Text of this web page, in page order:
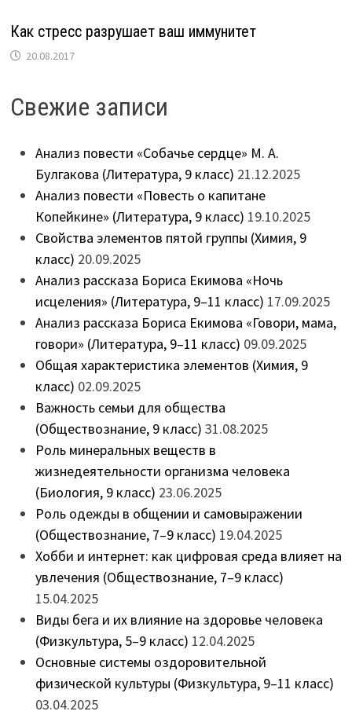
Как стресс разрушает ваш иммунитет
20.08.2017
Свежие записи
Анализ повести «Собачье сердце» М. А.
Булгакова (Литература, 9 класс) 21.12.2025
Анализ повести «Повесть о капитане
Копейкине» (Литература, 9 класс) 19.10.2025
Свойства элементов пятой группы (Химия, 9
класс) 20.09.2025
Анализ рассказа Бориса Екимова «Ночь
исцеления» (Литература, 9–11 класс) 17.09.2025
Анализ рассказа Бориса Екимова «Говори, мама,
говори» (Литература, 9–11 класс) 09.09.2025
Общая характеристика элементов (Химия, 9
класс) 02.09.2025
Важность семьи для общества
(Обществознание, 9 класс) 31.08.2025
Роль минеральных веществ в
жизнедеятельности организма человека
(Биология, 9 класс) 23.06.2025
Роль одежды в общении и самовыражении
(Обществознание, 7–9 класс) 19.04.2025
Хобби и интернет: как цифровая среда влияет на
увлечения (Обществознание, 7–9 класс)
15.04.2025
Виды бега и их влияние на здоровье человека
(Физкультура, 5–9 класс) 12.04.2025
Основные системы оздоровительной
физической культуры (Физкультура, 9–11 класс)
03.04.2025